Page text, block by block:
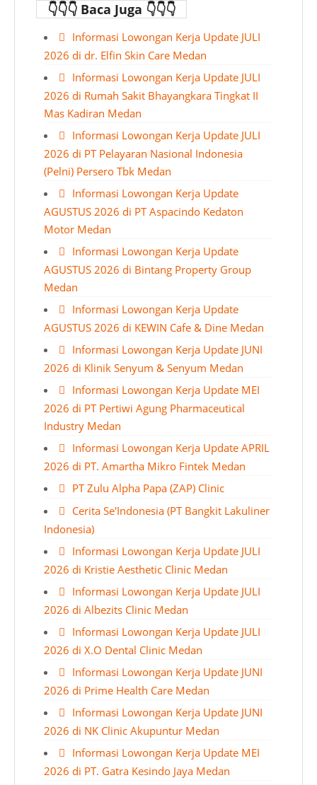
👇👇👇 Baca Juga 👇👇👇
Informasi Lowongan Kerja Update JULI
2026 di dr. Elfin Skin Care Medan
Informasi Lowongan Kerja Update JULI
2026 di Rumah Sakit Bhayangkara Tingkat II
Mas Kadiran Medan
Informasi Lowongan Kerja Update JULI
2026 di PT Pelayaran Nasional Indonesia
(Pelni) Persero Tbk Medan
Informasi Lowongan Kerja Update
AGUSTUS 2026 di PT Aspacindo Kedaton
Motor Medan
Informasi Lowongan Kerja Update
AGUSTUS 2026 di Bintang Property Group
Medan
Informasi Lowongan Kerja Update
AGUSTUS 2026 di KEWIN Cafe & Dine Medan
Informasi Lowongan Kerja Update JUNI
2026 di Klinik Senyum & Senyum Medan
Informasi Lowongan Kerja Update MEI
2026 di PT Pertiwi Agung Pharmaceutical
Industry Medan
Informasi Lowongan Kerja Update APRIL
2026 di PT. Amartha Mikro Fintek Medan
PT Zulu Alpha Papa (ZAP) Clinic
Cerita Se'Indonesia (PT Bangkit Lakuliner
Indonesia)
Informasi Lowongan Kerja Update JULI
2026 di Kristie Aesthetic Clinic Medan
Informasi Lowongan Kerja Update JULI
2026 di Albezits Clinic Medan
Informasi Lowongan Kerja Update JULI
2026 di X.O Dental Clinic Medan
Informasi Lowongan Kerja Update JUNI
2026 di Prime Health Care Medan
Informasi Lowongan Kerja Update JUNI
2026 di NK Clinic Akupuntur Medan
Informasi Lowongan Kerja Update MEI
2026 di PT. Gatra Kesindo Jaya Medan